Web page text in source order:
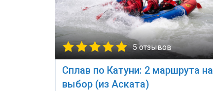
5 отзывов
Сплав по Катуни: 2 маршрута на
выбор (из Аската)